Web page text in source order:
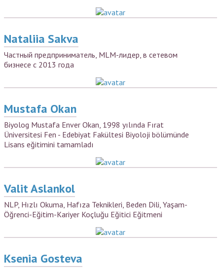
Nataliia Sakva
Частный предприниматель, MLM-лидер, в сетевом
бизнесе с 2013 года
Mustafa Okan
Biyolog Mustafa Enver Okan, 1998 yılında Fırat
Üniversitesi Fen - Edebiyat Fakültesi Biyoloji bölümünde
Lisans eğitimini tamamladı
Valit Aslankol
NLP, Hızlı Okuma, Hafıza Teknikleri, Beden Dili, Yaşam-
Öğrenci-Eğitim-Kariyer Koçluğu Eğitici Eğitmeni
Ksenia Gosteva